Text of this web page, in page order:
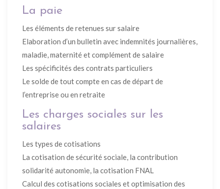
La paie
Les éléments de retenues sur salaire
Elaboration d’un bulletin avec indemnités journalières,
maladie, maternité et complément de salaire
Les spécificités des contrats particuliers
Le solde de tout compte en cas de départ de
l’entreprise ou en retraite
Les charges sociales sur les
salaires
Les types de cotisations
La cotisation de sécurité sociale, la contribution
solidarité autonomie, la cotisation FNAL
Calcul des cotisations sociales et optimisation des